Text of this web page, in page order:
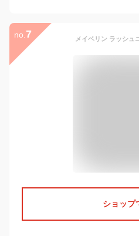
no. 7 メイベリン ラッシュ
ショップ